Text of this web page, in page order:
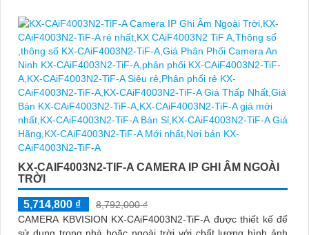
KX-CAIF4003N2-TIF-A CAMERA IP GHI ÂM NGOÀI
TRỜI
5,714,800 ₫
8,792,000 ₫
CAMERA KBVISION KX-CAiF4003N2-TiF-A được thiết kế để